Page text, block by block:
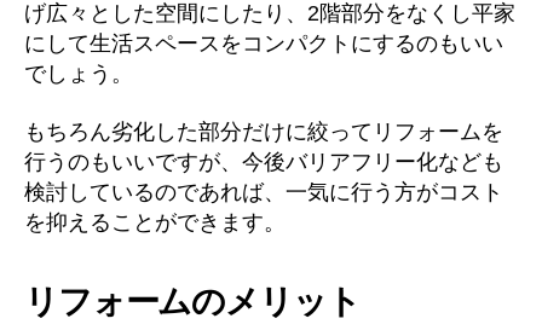
げ広々とした空間にしたり、2階部分をなくし平家
にして生活スペースをコンパクトにするのもいい
でしょう。
もちろん劣化した部分だけに絞ってリフォームを
行うのもいいですが、今後バリアフリー化なども
検討しているのであれば、一気に行う方がコスト
を抑えることができます。
リフォームのメリット